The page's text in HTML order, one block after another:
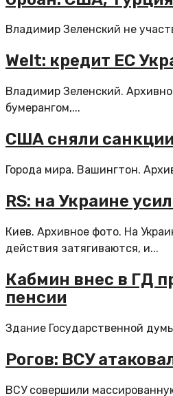
Владимир Зеленский не
Welt: кредит ЕС
Владимир Зеленский.
бумерангом,...
США сняли
Города мира. Вашингтон.
RS: на Украине
Киев. Архивное фото. На
действия затягиваются, и...
Кабмин внес в ГД
пенсии
Здание Государственной
Рогов: ВСУ
ВСУ совершили